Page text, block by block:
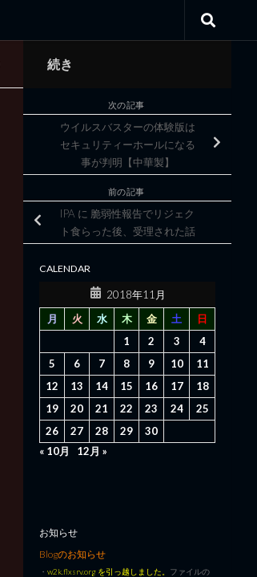
続き
次の記事
ウイルスバスターの体験版は
セキュリティーホールになる
事が判明【中華製】
前の記事
IPA に 脆弱性報告でリジェク
ト食らった後、受理された話
CALENDAR
2018年11月
月
火 水 木 金 土
日
1
2 3
4
5
6 7 8 9 10
11
12
13 14 15 16 17
18
19
20 21 22 23 24
25
26
27 28 29
30
« 10月
12月 »
お知らせ
Blogのお知らせ
・ w2k.flxsrv.org を引っ越しました。 ファイルの